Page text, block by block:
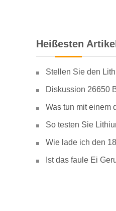
Heißesten
Stellen Sie den
Diskussion 26650
Was tun mit einem
So testen Sie
Wie lade ich den
Ist das faule Ei